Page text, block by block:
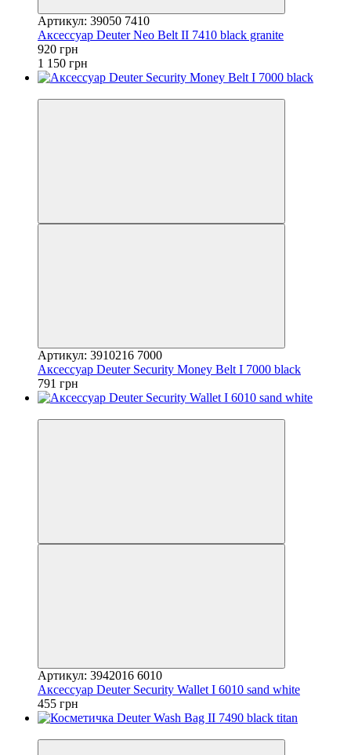
Артикул: 39050 7410
Аксессуар Deuter Neo Belt II 7410 black granite
920 грн
1 150 грн
Артикул: 3910216 7000
Аксессуар Deuter Security Money Belt I 7000 black
791 грн
Артикул: 3942016 6010
Аксессуар Deuter Security Wallet I 6010 sand white
455 грн